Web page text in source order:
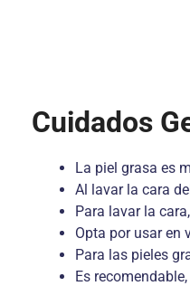
Cuidados
La piel grasa es
Al lavar la cara
Para lavar la
Opta por usar en
Para las pieles
Es